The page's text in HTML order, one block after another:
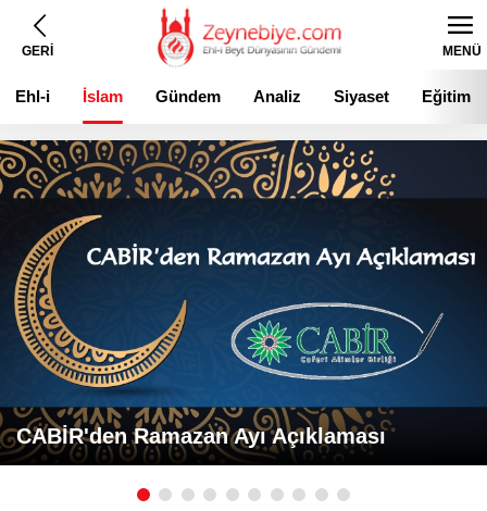
GERİ MENÜ
Ehl-i
Beyt
İslam Gündem Analiz Siyaset Eğitim
CABİR'den Ramazan Ayı Açıklaması